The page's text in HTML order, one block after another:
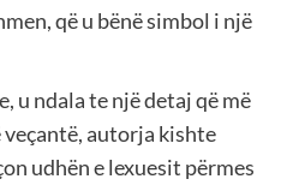
që u bënë simbol i një
u ndala te një detaj që më
autorja kishte
udhën e lexuesit përmes